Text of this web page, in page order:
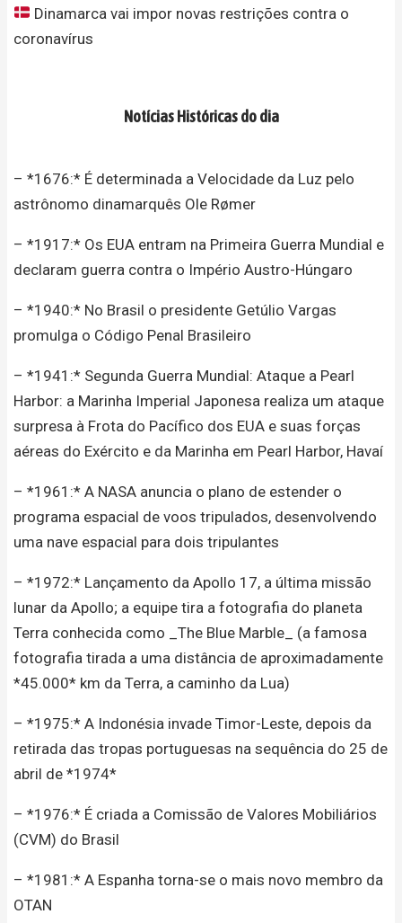
Dinamarca vai impor novas restrições contra o
coronavírus
Notícias Históricas do dia
– *1676:* É determinada a Velocidade da Luz pelo
astrônomo dinamarquês Ole Rømer
– *1917:* Os EUA entram na Primeira Guerra Mundial e
declaram guerra contra o Império Austro-Húngaro
– *1940:* No Brasil o presidente Getúlio Vargas
promulga o Código Penal Brasileiro
– *1941:* Segunda Guerra Mundial: Ataque a Pearl
Harbor: a Marinha Imperial Japonesa realiza um ataque
surpresa à Frota do Pacífico dos EUA e suas forças
aéreas do Exército e da Marinha em Pearl Harbor, Havaí
– *1961:* A NASA anuncia o plano de estender o
programa espacial de voos tripulados, desenvolvendo
uma nave espacial para dois tripulantes
– *1972:* Lançamento da Apollo 17, a última missão
lunar da Apollo; a equipe tira a fotografia do planeta
Terra conhecida como _The Blue Marble_ (a famosa
fotografia tirada a uma distância de aproximadamente
*45.000* km da Terra, a caminho da Lua)
– *1975:* A Indonésia invade Timor-Leste, depois da
retirada das tropas portuguesas na sequência do 25 de
abril de *1974*
– *1976:* É criada a Comissão de Valores Mobiliários
(CVM) do Brasil
– *1981:* A Espanha torna-se o mais novo membro da
OTAN